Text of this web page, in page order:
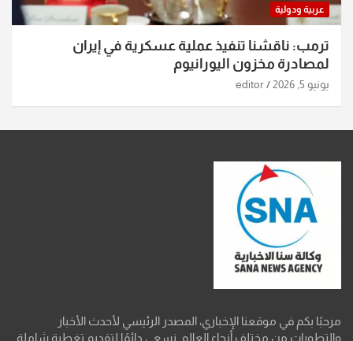
عربية ودولية
ترمب: ناقشنا تنفيذ عملية عسكرية في إيران
لمصادرة مخزون اليورانيوم
يونيو 5, 2026 editor
مرحبًا بكم في موقعنا الإخباري، المصدر الرئيسي لأحدث الأخبار
والتطورات من مختلف أنحاء العالم. نسعى دائمًا لتقديم تغطية شاملة